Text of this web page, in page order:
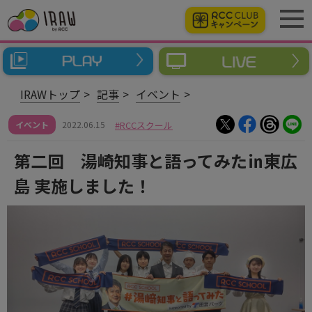
IRAWトップ 記事 イベント
イベント 2022.06.15 RCCスクール
第二回 湯崎知事と語ってみた㏌東広
島 実施しました！